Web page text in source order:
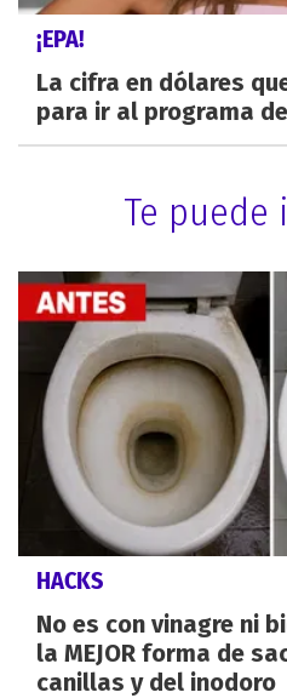
¡EPA!
La cifra en dólares
para ir al programa
Te puede
HACKS
No es con vinagre ni
la MEJOR forma de
canillas y del inodoro